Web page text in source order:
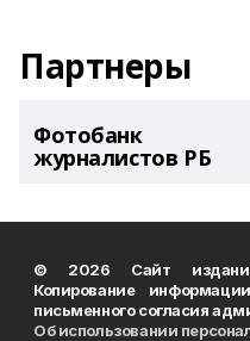
Партнеры
Фотобанк
журналистов РБ
© 2026 Сайт издания
Копирование
письменного согласия
Об использовании